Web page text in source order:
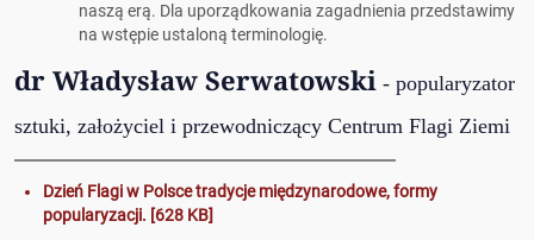
naszą erą. Dla uporządkowania zagadnienia przedstawimy
na wstępie ustaloną terminologię.
dr Władysław Serwatowski - popularyzator
sztuki, założyciel i przewodniczący Centrum Flagi Ziemi
Dzień Flagi w Polsce tradycje międzynarodowe, formy
popularyzacji. [628 KB]